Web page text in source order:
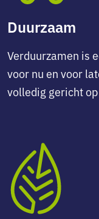
Duurzaam
Verduurzamen is
voor nu en voor
volledig gericht